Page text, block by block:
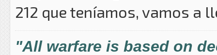
212 que teníamos, vamos a
"All warfare is based on